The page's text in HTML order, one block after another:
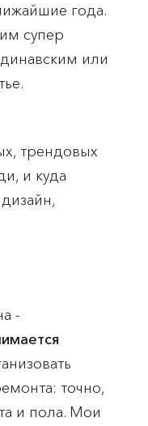
года.
супер
или
трендовых
и куда
-
точно,
и пола. Мои